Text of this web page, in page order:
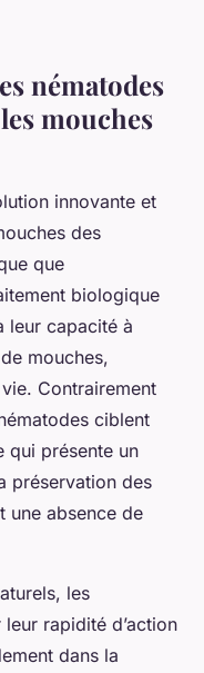
nématodes
mouches
innovante et
des
que
biologique
leur capacité à
mouches,
Contrairement
ciblent
qui présente un
préservation des
une absence de
les
rapidité d’action
dans la